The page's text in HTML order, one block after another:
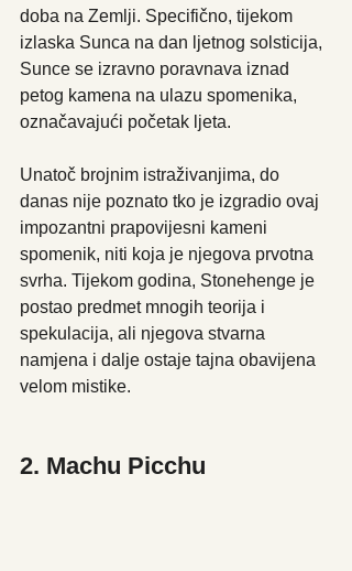
doba na Zemlji. Specifično, tijekom
izlaska Sunca na dan ljetnog solsticija,
Sunce se izravno poravnava iznad
petog kamena na ulazu spomenika,
označavajući početak ljeta.
Unatoč brojnim istraživanjima, do
danas nije poznato tko je izgradio ovaj
impozantni prapovijesni kameni
spomenik, niti koja je njegova prvotna
svrha. Tijekom godina, Stonehenge je
postao predmet mnogih teorija i
spekulacija, ali njegova stvarna
namjena i dalje ostaje tajna obavijena
velom mistike.
2. Machu Picchu